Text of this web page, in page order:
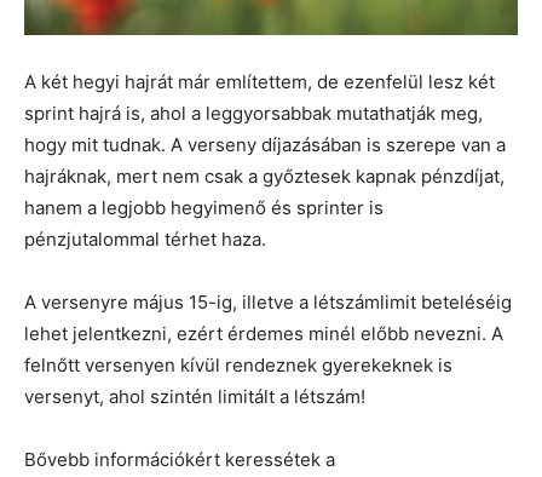
A két hegyi hajrát már említettem, de ezenfelül lesz két
sprint hajrá is, ahol a leggyorsabbak mutathatják meg,
hogy mit tudnak. A verseny díjazásában is szerepe van a
hajráknak, mert nem csak a győztesek kapnak pénzdíjat,
hanem a legjobb hegyimenő és sprinter is
pénzjutalommal térhet haza.
A versenyre május 15-ig, illetve a létszámlimit beteléséig
lehet jelentkezni, ezért érdemes minél előbb nevezni. A
felnőtt versenyen kívül rendeznek gyerekeknek is
versenyt, ahol szintén limitált a létszám!
Bővebb információkért keressétek a